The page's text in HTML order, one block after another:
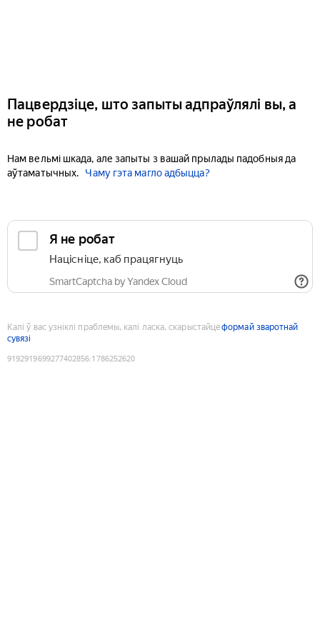
Пацвердзіце, што запыты адпраўлялі вы, а
не робат
Нам вельмі шкада, але запыты з вашай прылады падобныя да
аўтаматычных.
Чаму гэта магло адбыцца?
Я не робат
Націсніце, каб працягнуць
SmartCaptcha by Yandex Cloud
Калі ў вас узніклі праблемы, калі ласка, скарыстайцеформай зваротнай
сувязі
9192919699277402856:1786252620